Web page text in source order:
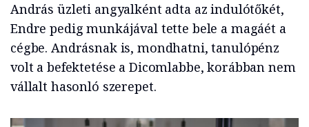
András üzleti angyalként adta az indulótőkét,
Endre pedig munkájával tette bele a magáét a
cégbe. Andrásnak is, mondhatni, tanulópénz
volt a befektetése a Dicomlabbe, korábban nem
vállalt hasonló szerepet.